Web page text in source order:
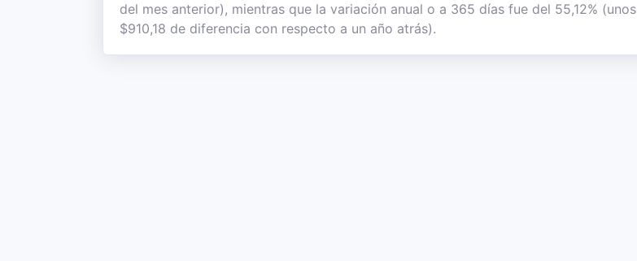
del mes anterior), mientras que la variación anual o a 365 días fue del 55,12% (unos
$910,18 de diferencia con respecto a un año atrás).